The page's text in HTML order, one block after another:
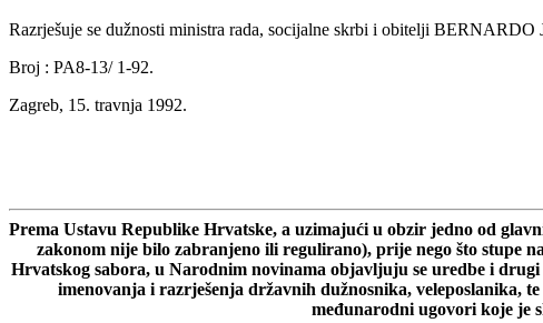
Razrješuje se dužnosti ministra rada, socijalne skrbi i obitelji
Broj : PA8-13/ 1-92.
Zagreb, 15. travnja 1992.
Prema Ustavu Republike Hrvatske, a uzimajući u obzir jedno od
zakonom nije bilo zabranjeno ili regulirano), prije nego što stupe
Hrvatskog sabora, u Narodnim novinama objavljuju se uredbe i
imenovanja i razrješenja državnih dužnosnika, veleposlanika,
međunarodni ugovori koje je